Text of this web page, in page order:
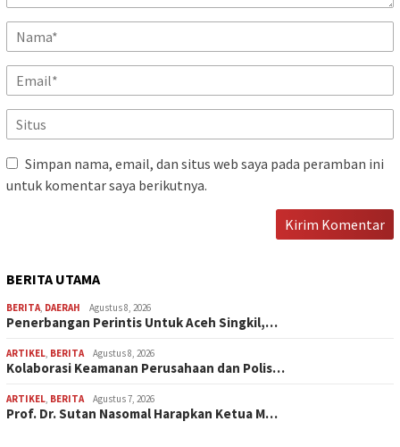
Simpan nama, email, dan situs web saya pada peramban ini
untuk komentar saya berikutnya.
BERITA UTAMA
BERITA, DAERAH Agustus 8, 2026
Penerbangan Perintis Untuk Aceh Singkil,…
ARTIKEL, BERITA Agustus 8, 2026
Kolaborasi Keamanan Perusahaan dan Polis…
ARTIKEL, BERITA Agustus 7, 2026
Prof. Dr. Sutan Nasomal Harapkan Ketua M…